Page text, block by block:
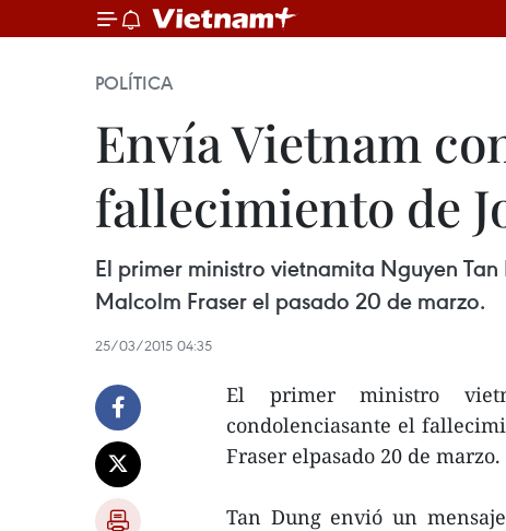
POLÍTICA
Envía Vietnam
fallecimiento de
El primer ministro vietnamita Nguyen
Malcolm Fraser el pasado 20 de marzo.
25/03/2015 04:35
El primer ministro
condolenciasante el
Fraser elpasado 20 de marzo.
Tan Dung envió un